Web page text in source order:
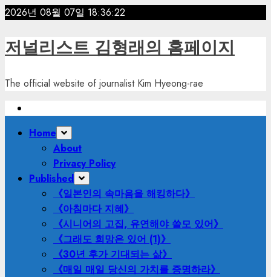
Skip
content
2026년 08월 07일 18:36:24
저널리스트 김형래의 홈페이지
The official website of journalist Kim Hyeong-rae
PrimaryHome
About
Privacy Policy
Published
《일본인의 속마음을 해킹하다》
《아침마다 지혜》
《시니어의 고집, 유연해야 쓸모 있어》
《그래도 희망은 있어 (1)》
《30년 후가 기대되는 삶》
《매일 매일 당신의 가치를 증명하라》